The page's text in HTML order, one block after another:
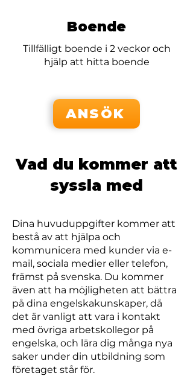
Boende
Tillfälligt boende i 2 veckor och
hjälp att hitta boende
ANSÖK
Vad du kommer att
syssla med
Dina huvuduppgifter kommer att
bestå av att hjälpa och
kommunicera med kunder via e-
mail, sociala medier eller telefon,
främst på svenska. Du kommer
även att ha möjligheten att bättra
på dina engelskakunskaper, då
det är vanligt att vara i kontakt
med övriga arbetskollegor på
engelska, och lära dig många nya
saker under din utbildning som
företaget står för.